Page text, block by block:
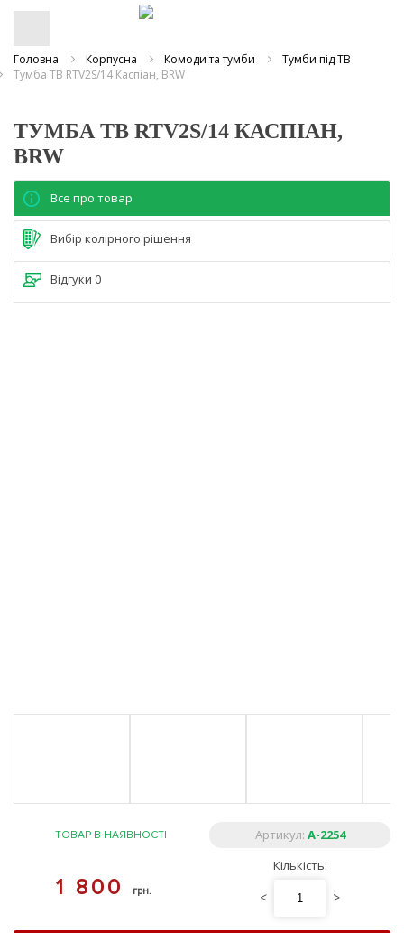
Головна Корпусна Комоди та тумби
Тумби під ТВ
Тумба ТВ RTV2S/14 Каспіан, BRW
ТУМБА ТВ RTV2S/14 КАСПІАН,
BRW
Все про товар
Вибір колірного рішення
Відгуки 0
ТОВАР В НАЯВНОСТІ Артикул: A-2254
1 800 грн.
Кількість:
< >